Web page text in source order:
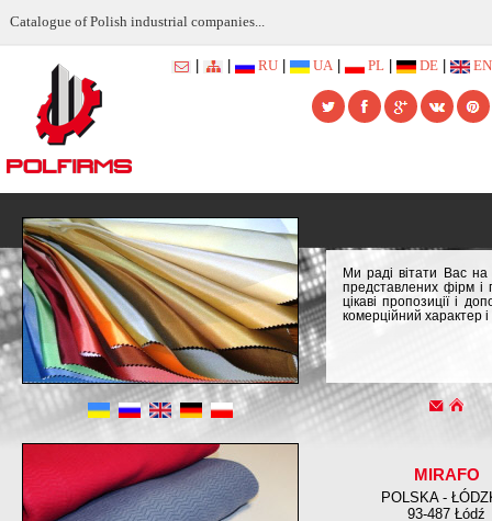
Catalogue of Polish industrial companies...
RU UA PL DE EN
Ми раді вітати Вас на
представлених фірм і
цікаві пропозиції і
комерційний характер
MIRAFO
POLSKA -
93-487 Łódź